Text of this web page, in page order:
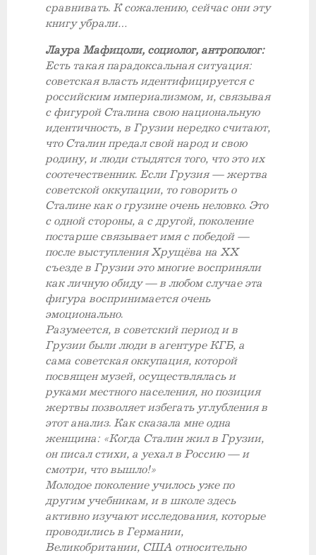
сравнивать. К сожалению, сейчас они эту
книгу убрали…
Лаура Мафицоли, социолог, антрополог:
Есть такая парадоксальная ситуация:
советская власть идентифицируется с
российским империализмом, и, связывая
с фигурой Сталина свою национальную
идентичность, в Грузии нередко считают,
что Сталин предал свой народ и свою
родину, и люди стыдятся того, что это их
соотечественник. Если Грузия — жертва
советской оккупации, то говорить о
Сталине как о грузине очень неловко. Это
с одной стороны, а с другой, поколение
постарше связывает имя с победой —
после выступления Хрущёва на ХХ
съезде в Грузии это многие восприняли
как личную обиду — в любом случае эта
фигура воспринимается очень
эмоционально.
Разумеется, в советский период и в
Грузии были люди в агентуре КГБ, а
сама советская оккупация, которой
посвящен музей, осуществлялась и
руками местного населения, но позиция
жертвы позволяет избегать углубления в
этот анализ. Как сказала мне одна
женщина: «Когда Сталин жил в Грузии,
он писал стихи, а уехал в Россию — и
смотри, что вышло!»
Молодое поколение училось уже по
другим учебникам, и в школе здесь
активно изучают исследования, которые
проводились в Германии,
Великобритании, США относительно